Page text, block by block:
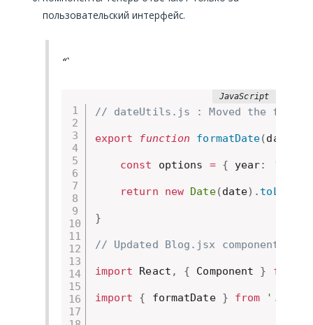
пользовательский интерфейс.
“`
// dateUtils.js : Moved the
export function formatDate(date
const options = { year:
return new Date(date) .
}
// Updated Blog.jsx component
import React , { Component } from
import { formatDate } from './